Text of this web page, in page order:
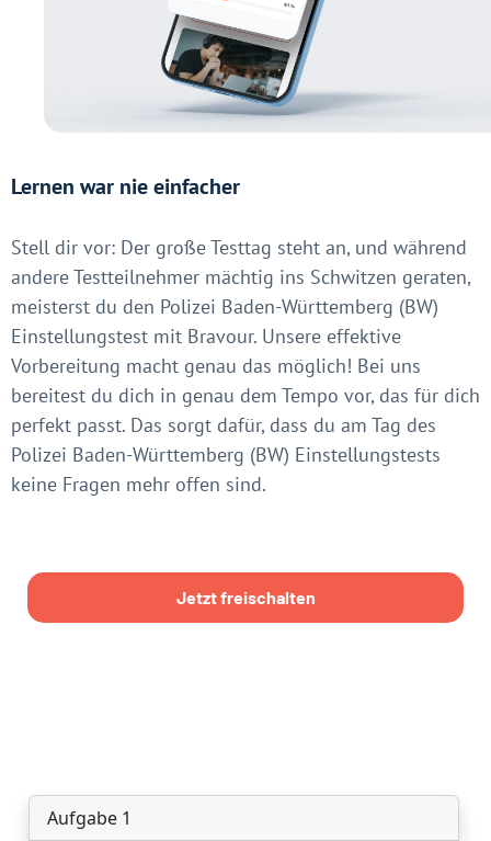
Lernen war nie einfacher
Stell dir vor: Der große Testtag steht an, und während
andere Testteilnehmer mächtig ins Schwitzen geraten,
meisterst du den Polizei Baden-Württemberg (BW)
Einstellungstest mit Bravour. Unsere effektive
Vorbereitung macht genau das möglich! Bei uns
bereitest du dich in genau dem Tempo vor, das für dich
perfekt passt. Das sorgt dafür, dass du am Tag des
Polizei Baden-Württemberg (BW) Einstellungstests
keine Fragen mehr offen sind.
Jetzt freischalten